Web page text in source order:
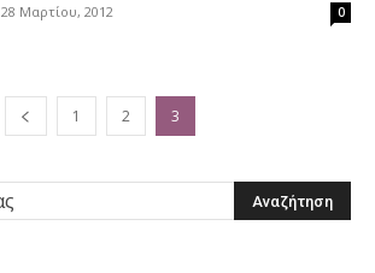
28 Μαρτίου, 2012 0
1 2 3